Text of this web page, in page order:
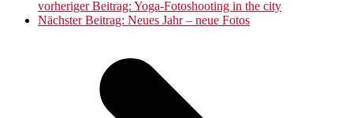
vorheriger Beitrag: Yoga-Fotoshooting in the city
Nächster Beitrag: Neues Jahr – neue Fotos